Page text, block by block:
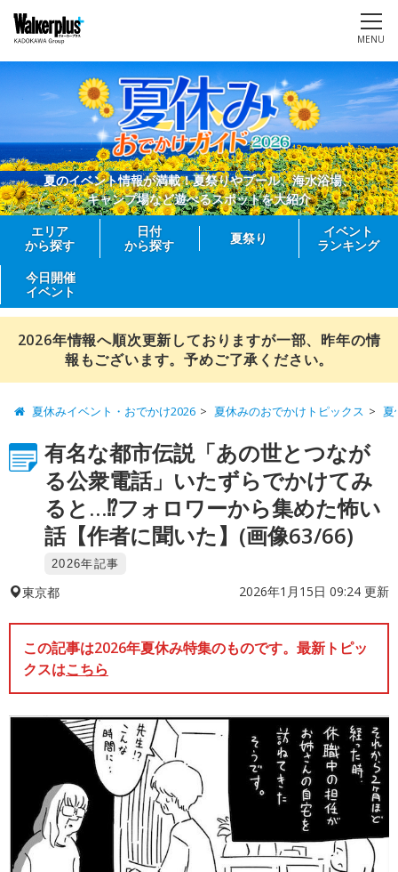
MENU
夏のイベント情報が満載！夏祭りやプール、海水浴場、
キャンプ場など遊べるスポットを大紹介
エリア
から探す
日付
から探す
夏祭り
イベント
ランキング
今日開催
イベント
2026年情報へ順次更新しておりますが一部、昨年の情
報もございます。予めご了承ください。
夏休みイベント・おでかけ2026 夏休みのおでかけトピックス 夏
有名な都市伝説「あの世とつなが
る公衆電話」いたずらでかけてみ
ると…⁉︎フォロワーから集めた怖い
話【作者に聞いた】(画像63/66)
2026年記事
東京都 2026年1月15日 09:24 更新
この記事は2026年夏休み特集のものです。最新トピッ
クスはこちら